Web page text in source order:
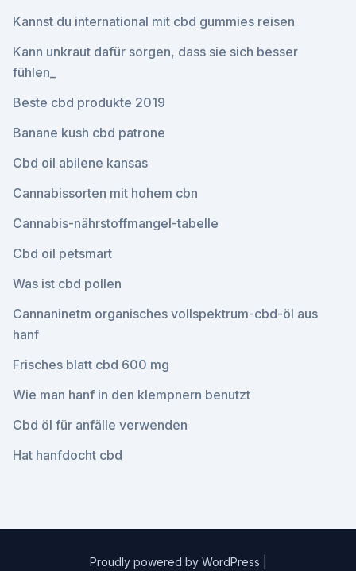
Kannst du international mit cbd gummies reisen
Kann unkraut dafür sorgen, dass sie sich besser
fühlen_
Beste cbd produkte 2019
Banane kush cbd patrone
Cbd oil abilene kansas
Cannabissorten mit hohem cbn
Cannabis-nährstoffmangel-tabelle
Cbd oil petsmart
Was ist cbd pollen
Cannaninetm organisches vollspektrum-cbd-öl aus
hanf
Frisches blatt cbd 600 mg
Wie man hanf in den klempnern benutzt
Cbd öl für anfälle verwenden
Hat hanfdocht cbd
Proudly powered by WordPress